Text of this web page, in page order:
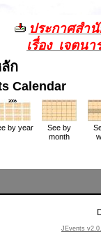
ประกาศสำ
เรื่อง เจตน
ก
Calendar
by year
See by
month
JEvents